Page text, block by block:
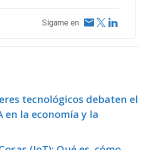
Sígame en
tecnológicos debaten el
en la economía y la